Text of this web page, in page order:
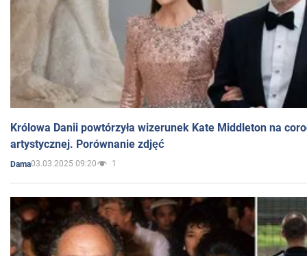
Królowa Danii powtórzyła wizerunek Kate Middleton na
artystycznej. Porównanie zdjęć
Dama03.03.2025 09:20 1